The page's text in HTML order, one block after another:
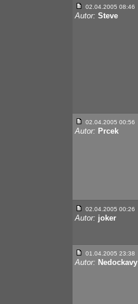
02.04.2005 08:46
Autor: Steve
02.04.2005 00:56
Autor: Prcek
02.04.2005 00:26
Autor: joker
01.04.2005 23:38
Autor: Nedockavy